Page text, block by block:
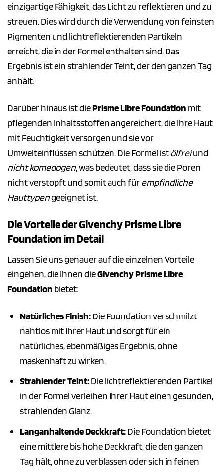
einzigartige Fähigkeit, das Licht zu reflektieren und zu
streuen. Dies wird durch die Verwendung von feinsten
Pigmenten und lichtreflektierenden Partikeln
erreicht, die in der Formel enthalten sind. Das
Ergebnis ist ein strahlender Teint, der den ganzen Tag
anhält.
Darüber hinaus ist diePrisme Libre Foundation mit
pflegenden Inhaltsstoffen angereichert, die Ihre Haut
mit Feuchtigkeit versorgen und sie vor
Umwelteinflüssen schützen. Die Formel istölfreiund
nicht komedogen, was bedeutet, dass sie die Poren
nicht verstopft und somit auch fürempfindliche
Hauttypengeeignet ist.
Die Vorteile der Givenchy Prisme Libre
Foundation im Detail
Lassen Sie uns genauer auf die einzelnen Vorteile
eingehen, die Ihnen dieGivenchy Prisme Libre
Foundation bietet:
Natürliches Finish:Die Foundation verschmilzt
nahtlos mit Ihrer Haut und sorgt für ein
natürliches, ebenmäßiges Ergebnis, ohne
maskenhaft zu wirken.
Strahlender Teint:Die lichtreflektierenden Partikel
in der Formel verleihen Ihrer Haut einen gesunden,
strahlenden Glanz.
Langanhaltende Deckkraft:Die Foundation bietet
eine mittlere bis hohe Deckkraft, die den ganzen
Tag hält, ohne zu verblassen oder sich in feinen